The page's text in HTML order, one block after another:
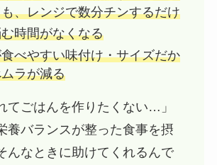
、レンジで数分チンするだけ
時間がなくなる
べやすい味付け・サイズだか
ラが減る
てごはんを作りたくない…」
養バランスが整った食事を摂
んなときに助けてくれるんで